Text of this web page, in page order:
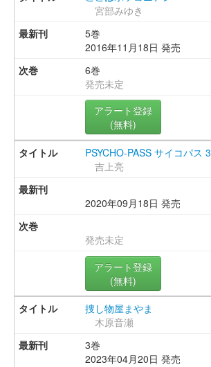
宮部みゆき
5巻
2016年11月18日 発売
6巻
発売未定
アラート登録
(無料)
PSYCHO-PASS サイコパス 3
吉上亮
2020年09月18日 発売
発売未定
アラート登録
(無料)
捜し物屋まやま
木原音瀬
3巻
2023年04月20日 発売